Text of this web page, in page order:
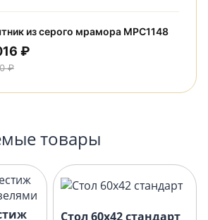
Памятник из серого мрамора МРС1148
₽
₽
товары
Стол 60х42 стандарт